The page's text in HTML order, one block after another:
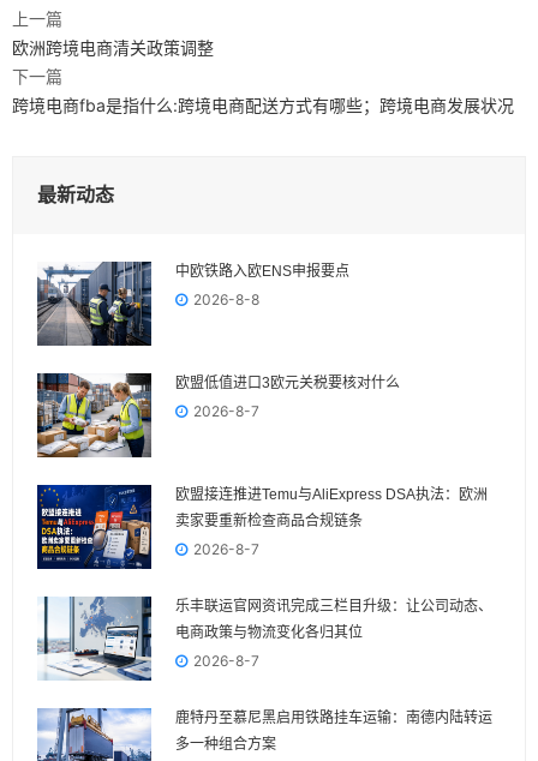
上一篇
欧洲跨境电商清关政策调整
下一篇
跨境电商fba是指什么:跨境电商配送方式有哪些；跨境电商发展状况
最新动态
中欧铁路入欧ENS申报要点
2026-8-8
欧盟低值进口3欧元关税要核对什么
2026-8-7
欧盟接连推进Temu与AliExpress DSA执法：欧洲
卖家要重新检查商品合规链条
2026-8-7
乐丰联运官网资讯完成三栏目升级：让公司动态、
电商政策与物流变化各归其位
2026-8-7
鹿特丹至慕尼黑启用铁路挂车运输：南德内陆转运
多一种组合方案